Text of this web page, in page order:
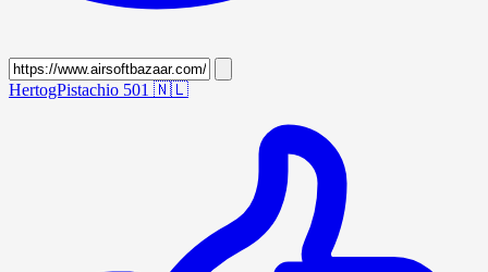
HertogPistachio 501 🇳🇱